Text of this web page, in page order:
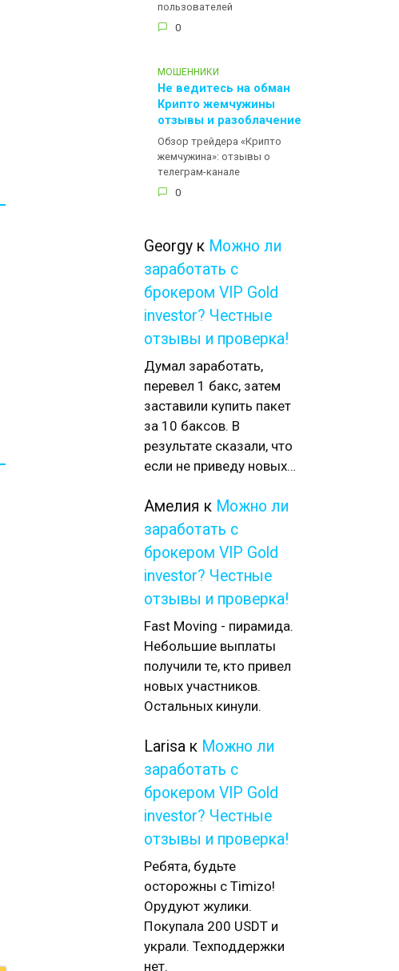
пользователей
0
МОШЕННИКИ
Не ведитесь на обман
Крипто жемчужины
отзывы и разоблачение
Обзор трейдера «Крипто
жемчужина»: отзывы о
телеграм-канале
0
Georgy к Можно ли
заработать с
брокером VIP Gold
investor? Честные
отзывы и проверка!
Думал заработать,
перевел 1 бакс, затем
заставили купить пакет
за 10 баксов. В
результате сказали, что
если не приведу новых…
Амелия к Можно ли
заработать с
брокером VIP Gold
investor? Честные
отзывы и проверка!
Fast Moving - пирамида.
Небольшие выплаты
получили те, кто привел
новых участников.
Остальных кинули.
Larisa к Можно ли
заработать с
брокером VIP Gold
investor? Честные
отзывы и проверка!
Ребята, будьте
осторожны с Timizo!
Орудуют жулики.
Покупала 200 USDT и
украли. Техподдержки
нет.